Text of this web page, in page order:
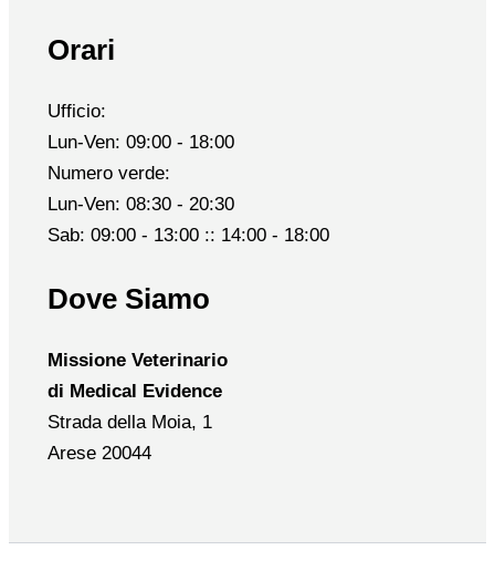
Orari
Ufficio:
Lun-Ven: 09:00 - 18:00
Numero verde:
Lun-Ven: 08:30 - 20:30
Sab: 09:00 - 13:00 :: 14:00 - 18:00
Dove Siamo
Missione Veterinario
di Medical Evidence
Strada della Moia, 1
Arese 20044